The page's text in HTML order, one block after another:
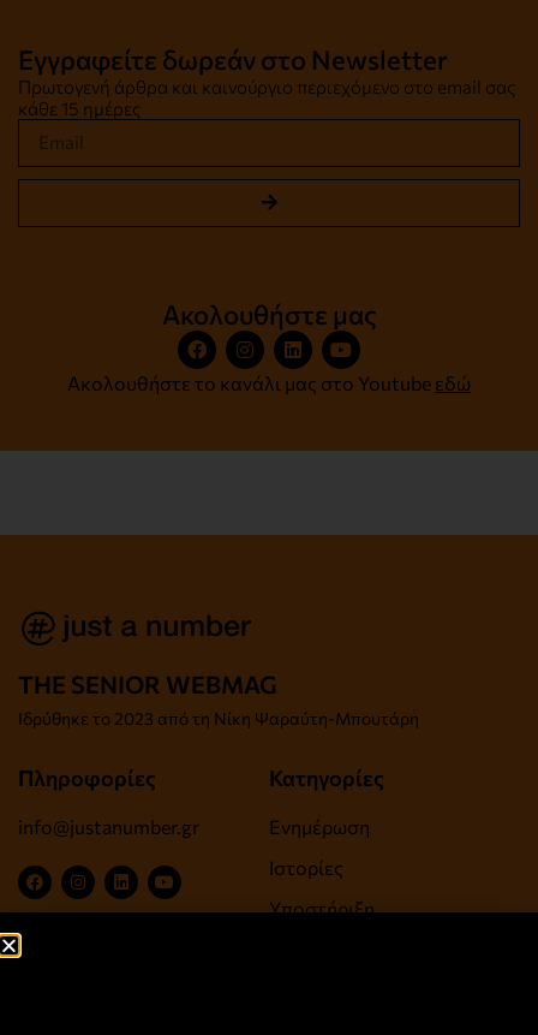
Εγγραφείτε δωρεάν στο Newsletter
Πρωτογενή άρθρα και καινούργιο περιεχόμενο στο email σας
κάθε 15 ημέρες
Ακολουθήστε μας
Ακολουθήστε το κανάλι μας στο Youtube εδώ
THE SENIOR WEBMAG
Iδρύθηκε το 2023 από τη Νίκη Ψαραύτη-Μπουτάρη
Πληροφορίες
info@justanumber.gr
Κατηγορίες
Ενημέρωση
Ιστορίες
Υποστήριξη